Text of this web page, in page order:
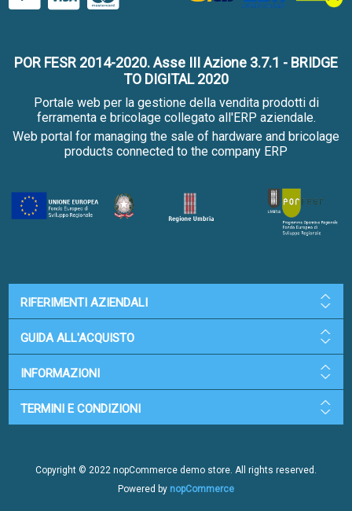
POR FESR 2014-2020. Asse III Azione 3.7.1 - BRIDGE
TO DIGITAL 2020
Portale web per la gestione della vendita prodotti di
ferramenta e bricolage collegato all'ERP aziendale.
Web portal for managing the sale of hardware and bricolage
products connected to the company ERP
RIFERIMENTI AZIENDALI
GUIDA ALL'ACQUISTO
INFORMAZIONI
TERMINI E CONDIZIONI
Copyright © 2022 nopCommerce demo store. All rights reserved.
Powered by nopCommerce